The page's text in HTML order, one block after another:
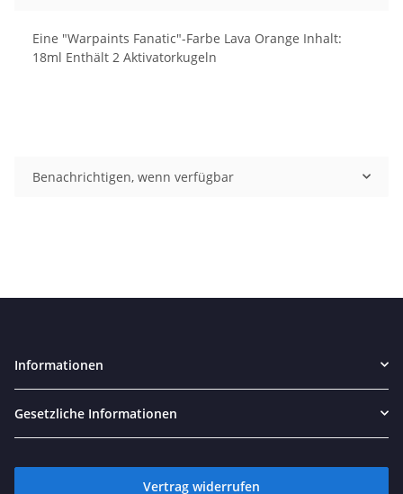
Eine "Warpaints Fanatic"-Farbe Lava Orange Inhalt:
18ml Enthält 2 Aktivatorkugeln
Benachrichtigen, wenn verfügbar
Informationen
Gesetzliche Informationen
Vertrag widerrufen